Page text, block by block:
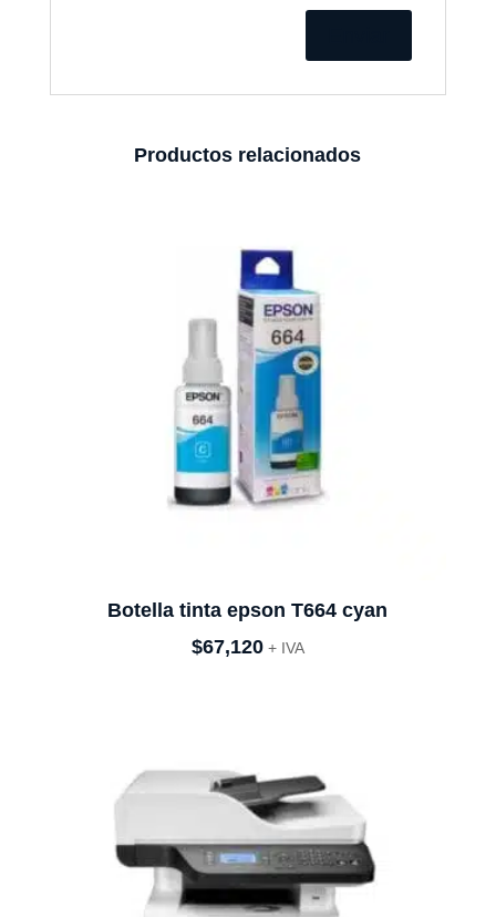
Productos relacionados
Botella tinta epson T664 cyan
$67,120 + IVA